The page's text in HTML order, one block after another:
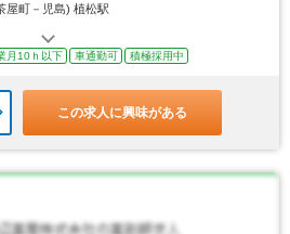
屋町－児島) 植松駅
月10ｈ以下 車通勤可 積極採用中
この求人に興味がある